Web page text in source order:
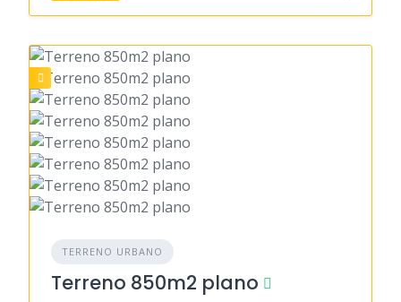
TERRENO URBANO
Terreno 850m2 plano